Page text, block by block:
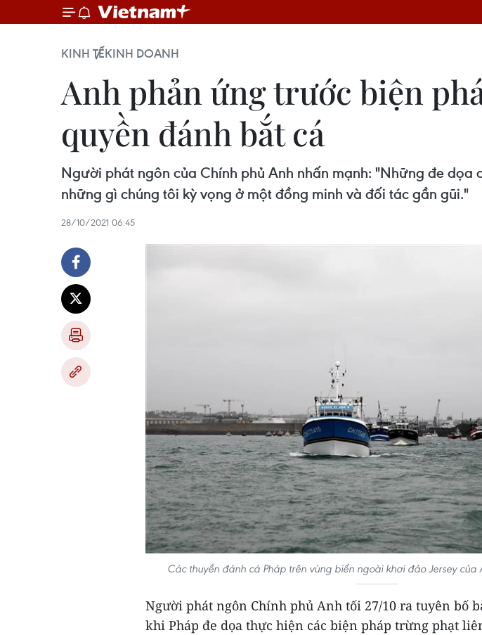
KINH TẾKINH DOANH
Anh phản ứng trước biện
quyền đánh bắt cá
Người phát ngôn của Chính phủ Anh nhấn mạnh: "Những đe
những gì chúng tôi kỳ vọng ở một đồng minh và đối tác gần gũi."
28/10/2021 06:45
Các thuyền đánh cá Pháp trên vùng biển ngoài khơi đảo Jersey của
Người phát ngôn Chính phủ Anh tối 27/10 ra tuyên bố
khi Pháp đe dọa thực hiện các biện pháp trừng phạt